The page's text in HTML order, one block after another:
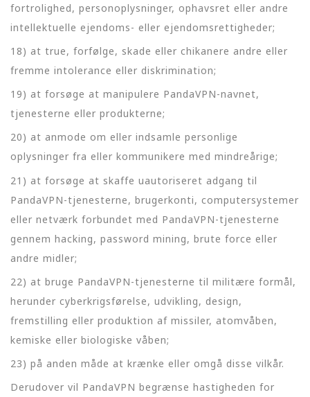
fortrolighed, personoplysninger, ophavsret eller andre
intellektuelle ejendoms- eller ejendomsrettigheder;
18) at true, forfølge, skade eller chikanere andre eller
fremme intolerance eller diskrimination;
19) at forsøge at manipulere PandaVPN-navnet,
tjenesterne eller produkterne;
20) at anmode om eller indsamle personlige
oplysninger fra eller kommunikere med mindreårige;
21) at forsøge at skaffe uautoriseret adgang til
PandaVPN-tjenesterne, brugerkonti, computersystemer
eller netværk forbundet med PandaVPN-tjenesterne
gennem hacking, password mining, brute force eller
andre midler;
22) at bruge PandaVPN-tjenesterne til militære formål,
herunder cyberkrigsførelse, udvikling, design,
fremstilling eller produktion af missiler, atomvåben,
kemiske eller biologiske våben;
23) på anden måde at krænke eller omgå disse vilkår.
Derudover vil PandaVPN begrænse hastigheden for